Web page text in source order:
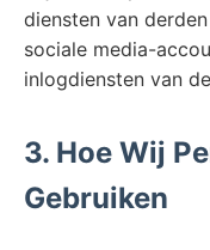
diensten van
sociale media-
inlogdiensten van
3. Hoe Wij
Gebruiken